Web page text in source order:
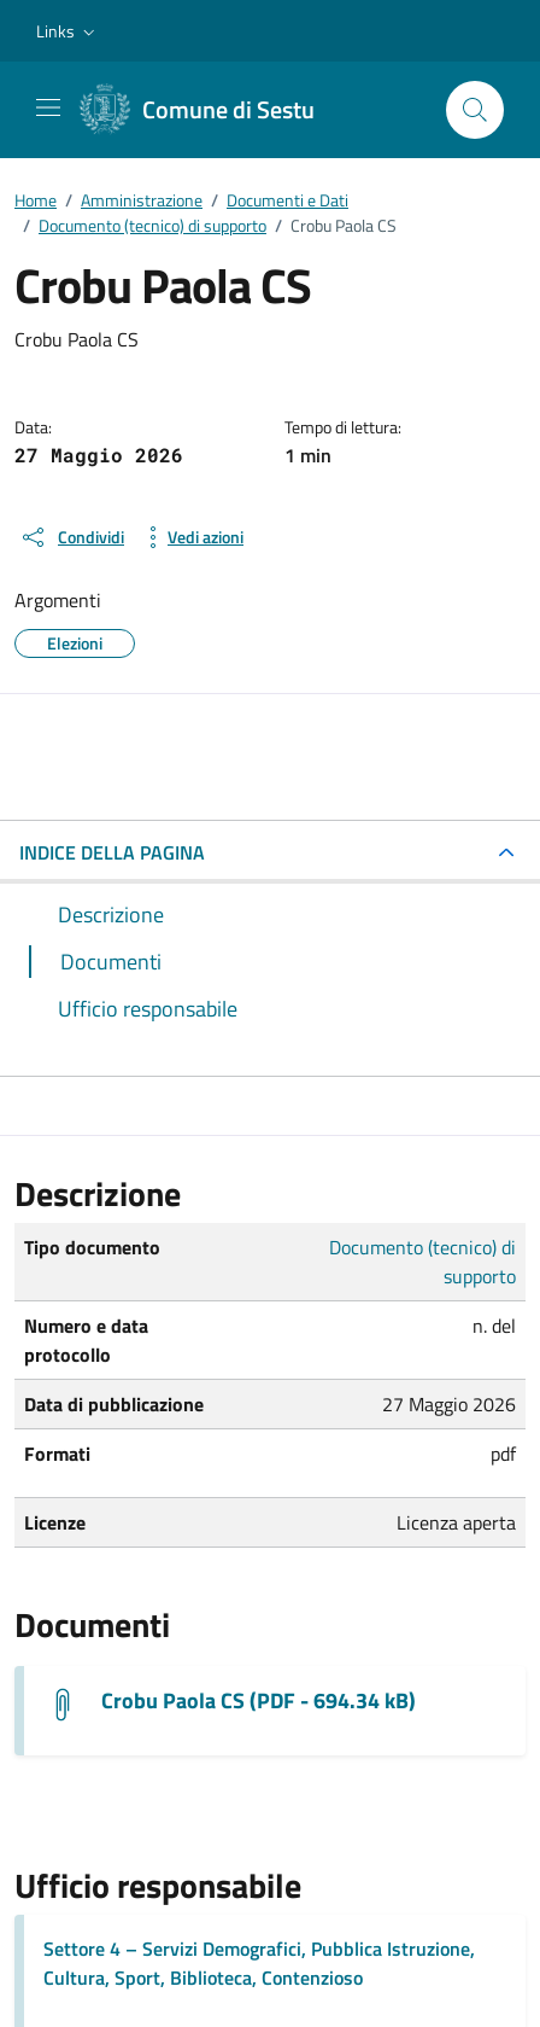
Links
Comune di Sestu
Home / Amministrazione / Documenti e Dati
/ Documento (tecnico) di supporto / Crobu Paola CS
Crobu Paola CS
Dettagli del documento
Crobu Paola CS
Data:
27 Maggio 2026
Tempo di lettura:
1 min
Condividi Vedi azioni
Argomenti
Elezioni
INDICE DELLA PAGINA
Descrizione
Documenti
Ufficio responsabile
Descrizione
Tipo documento
Documento (tecnico) di
supporto
Numero e data
protocollo
n. del
Data di pubblicazione
27 Maggio 2026
Formati
pdf
Licenze Licenza aperta
Documenti
Crobu Paola CS (PDF - 694.34 kB)
Ufficio responsabile
Settore 4 – Servizi Demografici, Pubblica Istruzione,
Cultura, Sport, Biblioteca, Contenzioso